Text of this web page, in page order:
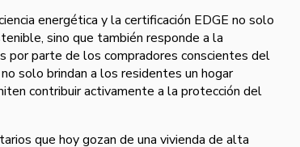
energética y la certificación EDGE no solo
sino que también responde a la
por parte de los compradores conscientes del
solo brindan a los residentes un hogar
contribuir activamente a la protección del
que hoy gozan de una vivienda de alta